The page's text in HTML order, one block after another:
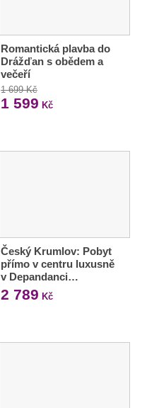
Romantická plavba do
Drážďan s obědem a
večeří
1 699 Kč
1 599 Kč
Český Krumlov: Pobyt
přímo v centru luxusně
v Depandanci…
2 789 Kč